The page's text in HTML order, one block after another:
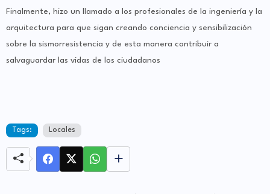
Finalmente, hizo un llamado a los profesionales de la ingeniería y la
arquitectura para que sigan creando conciencia y sensibilización
sobre la sismorresistencia y de esta manera contribuir a
salvaguardar las vidas de los ciudadanos
Tags: Locales